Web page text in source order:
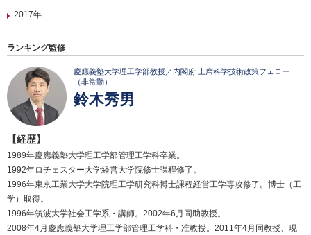
2017年
ランキング監修
慶應義塾大学理工学部教授／内閣府 上席科学技術政策フェロー
（非常勤）
鈴木秀男
【経歴】
1989年慶應義塾大学理工学部管理工学科卒業。
1992年ロチェスター大学経営大学院修士課程修了。
1996年東京工業大学大学院理工学研究科博士課程経営工学専攻修了。博士（工
学）取得。
1996年筑波大学社会工学系・講師。2002年6月同助教授。
2008年4月慶應義塾大学理工学部管理工学科・准教授。2011年4月同教授、現